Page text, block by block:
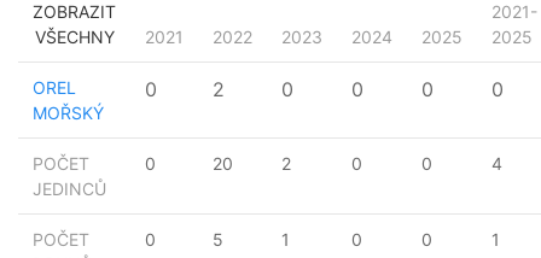
ZOBRAZIT
VŠECHNY
2021 2022 2023 2024 2025
2021-
2025
POČET
JEDINCŮ
0 20 2 0 0 4
POČET
0 5 1 0 0 1
OREL
MOŘSKÝ
0 2 0 0 0 0